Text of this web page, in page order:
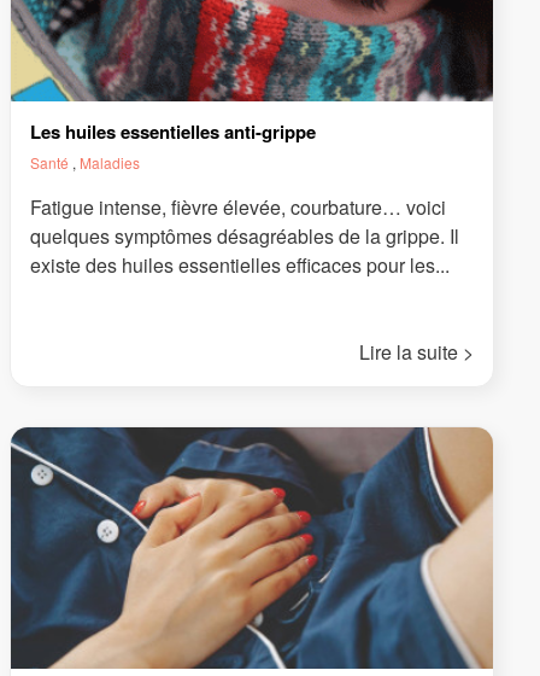
Les huiles essentielles anti-grippe
Santé , Maladies
Fatigue intense, fièvre élevée, courbature… voici
quelques symptômes désagréables de la grippe. Il
existe des huiles essentielles efficaces pour les...
Lire la suite >